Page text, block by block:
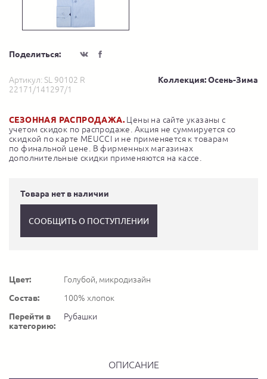
Поделиться:
Артикул: SL 90102 R
22171/141297/1
Коллекция: Осень-Зима
СЕЗОННАЯ РАСПРОДАЖА. Цены на сайте указаны с
учетом скидок по распродаже. Акция не суммируется со
скидкой по карте MEUCCI и не применяется к товарам
по финальной цене. В фирменных магазинах
дополнительные скидки применяются на кассе.
Товара нет в наличии
СООБЩИТЬ О ПОСТУПЛЕНИИ
Цвет:
Голубой, микродизайн
Состав:
100% хлопок
Перейти в
категорию:
Рубашки
ОПИСАНИЕ